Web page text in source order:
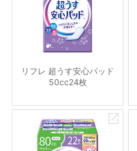
リフレ 超うす安心パッド
50cc24枚